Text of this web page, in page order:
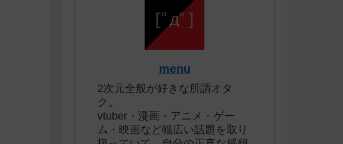
menu
2次元全般が好きな所謂オタ
ク。
vtuber・漫画・アニメ・ゲー
ム・映画など幅広い話題を取り